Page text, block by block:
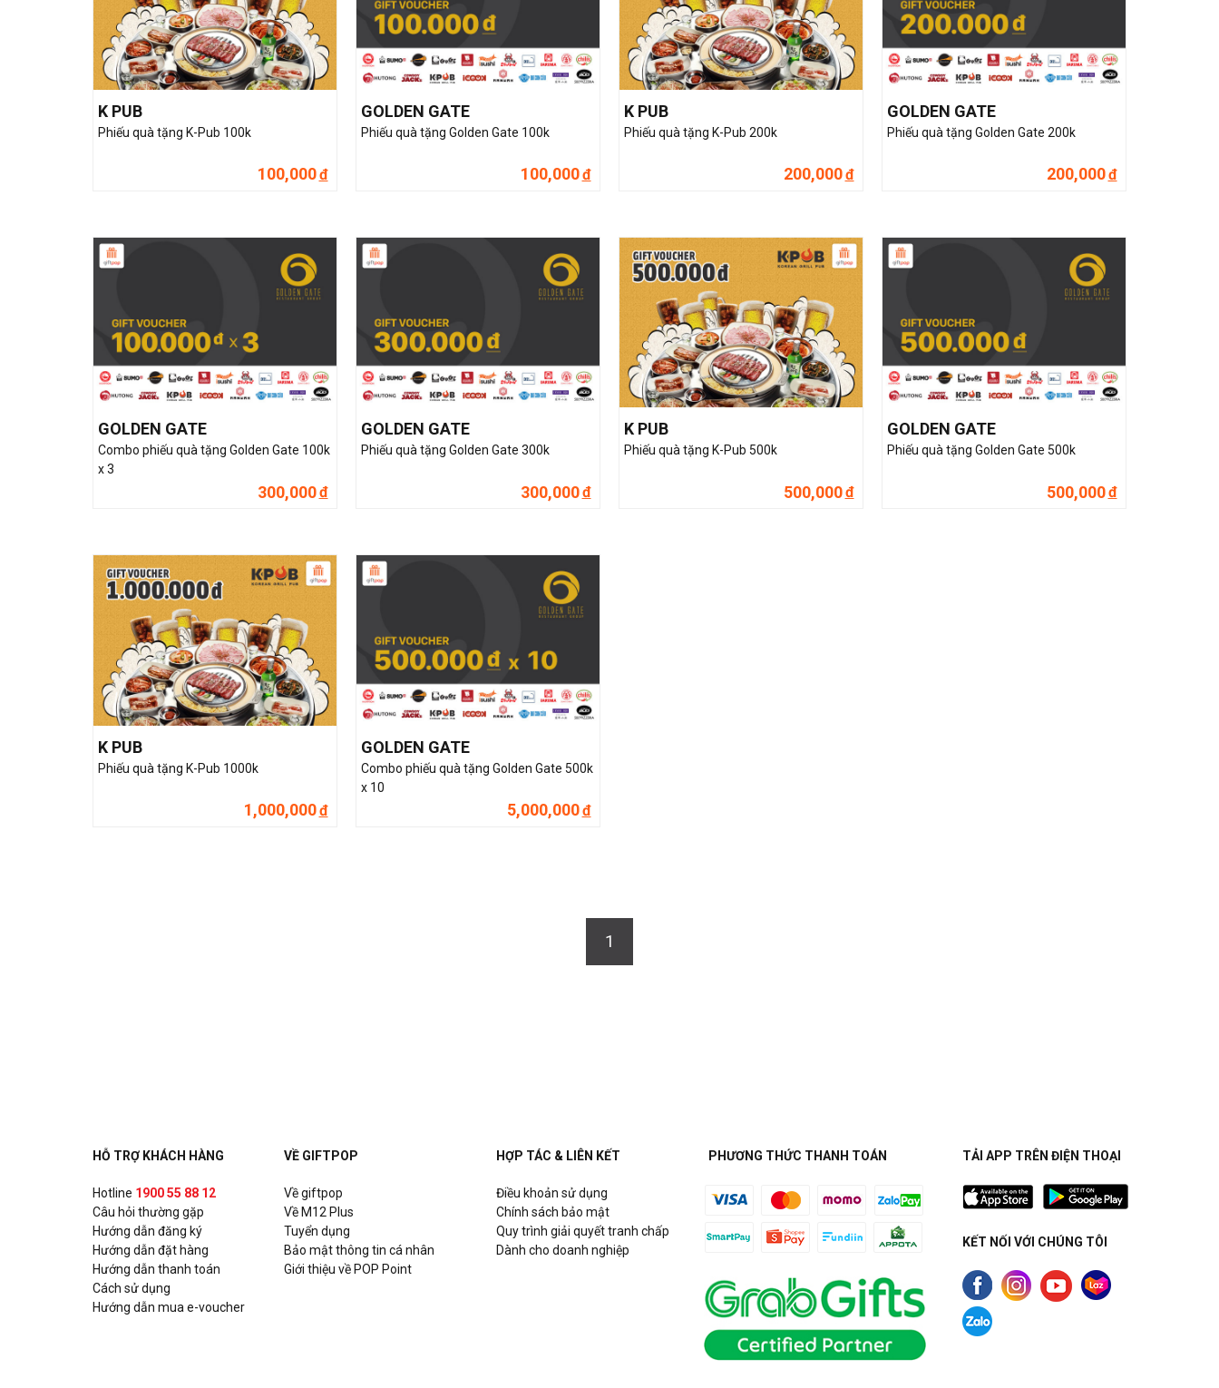
K PUB
Phiếu quà tặng K-Pub 100k
100,000đ
GOLDEN GATE
Phiếu quà tặng Golden Gate 100k
100,000đ
K PUB
Phiếu quà tặng K-Pub 200k
200,000đ
GOLDEN GATE
Phiếu quà tặng Golden Gate 200k
200,000đ
GOLDEN GATE
Combo phiếu quà tặng Golden Gate 100k
x 3
300,000đ
GOLDEN GATE
Phiếu quà tặng Golden Gate 300k
300,000đ
K PUB
Phiếu quà tặng K-Pub 500k
500,000đ
GOLDEN GATE
Phiếu quà tặng Golden Gate 500k
500,000đ
K PUB
Phiếu quà tặng K-Pub 1000k
1,000,000đ
GOLDEN GATE
Combo phiếu quà tặng Golden Gate 500k
x 10
5,000,000đ
1
HỖ TRỢ KHÁCH HÀNG
Hotline 1900 55 88 12
Câu hỏi thường gặp
Hướng dẫn đăng ký
Hướng dẫn đặt hàng
Hướng dẫn thanh toán
Cách sử dụng
Hướng dẫn mua e-voucher
VỀ GIFTPOP
Về giftpop
Về M12 Plus
Tuyển dụng
Bảo mật thông tin cá nhân
Giới thiệu về POP Point
HỢP TÁC & LIÊN KẾT
Điều khoản sử dụng
Chính sách bảo mật
Quy trình giải quyết tranh chấp
Dành cho doanh nghiệp
PHƯƠNG THỨC THANH TOÁN TẢI APP TRÊN ĐIỆN THOẠI
KẾT NỐI VỚI CHÚNG TÔI